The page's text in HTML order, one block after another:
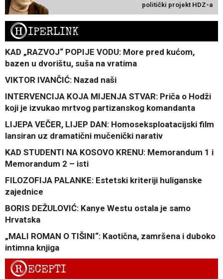
politički projekt HDZ-a
HIPERLINK
KAD „RAZVOJ“ POPIJE VODU: More pred kućom,
bazen u dvorištu, suša na vratima
VIKTOR IVANČIĆ: Nazad naši
INTERVENCIJA KOJA MIJENJA STVAR: Priča o Hodži
koji je izvukao mrtvog partizanskog komandanta
LIJEPA VEČER, LIJEP DAN: Homoseksploatacijski film
lansiran uz dramatični mučenički narativ
KAD STUDENTI NA KOSOVO KRENU: Memorandum 1 i
Memorandum 2 – isti
FILOZOFIJA PALANKE: Estetski kriteriji huliganske
zajednice
BORIS DEŽULOVIĆ: Kanye Westu ostala je samo
Hrvatska
„MALI ROMAN O TIŠINI“: Kaotična, zamršena i duboko
intimna knjiga
RECEPTI